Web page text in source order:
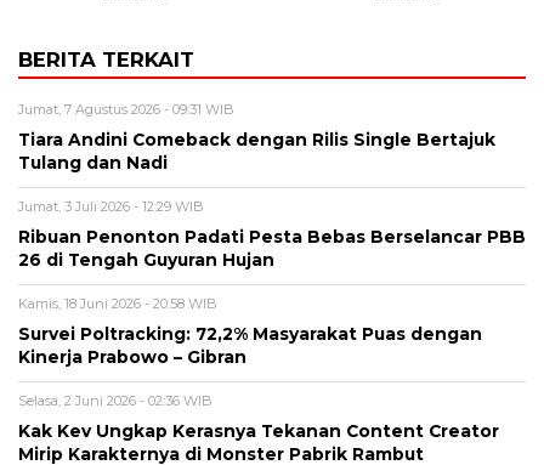
BERITA TERKAIT
Jumat, 7 Agustus 2026 - 09:31 WIB
Tiara Andini Comeback dengan Rilis Single Bertajuk
Tulang dan Nadi
Jumat, 3 Juli 2026 - 12:29 WIB
Ribuan Penonton Padati Pesta Bebas Berselancar PBB
26 di Tengah Guyuran Hujan
Kamis, 18 Juni 2026 - 20:58 WIB
Survei Poltracking: 72,2% Masyarakat Puas dengan
Kinerja Prabowo – Gibran
Selasa, 2 Juni 2026 - 02:36 WIB
Kak Kev Ungkap Kerasnya Tekanan Content Creator
Mirip Karakternya di Monster Pabrik Rambut